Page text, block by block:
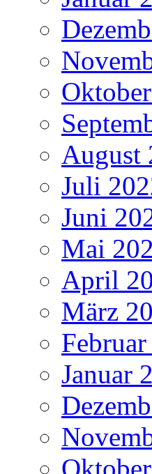
August
Juli
Juni
Mai
April
März
Januar